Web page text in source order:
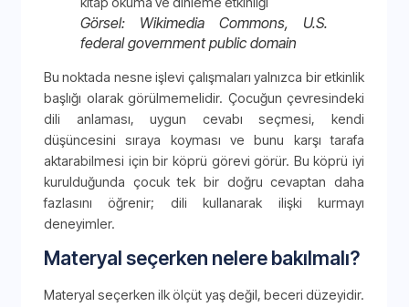
Görsel: Wikimedia Commons, U.S.
federal government public domain
Bu noktada nesne işlevi çalışmaları yalnızca bir etkinlik
başlığı olarak görülmemelidir. Çocuğun çevresindeki
dili anlaması, uygun cevabı seçmesi, kendi
düşüncesini sıraya koyması ve bunu karşı tarafa
aktarabilmesi için bir köprü görevi görür. Bu köprü iyi
kurulduğunda çocuk tek bir doğru cevaptan daha
fazlasını öğrenir; dili kullanarak ilişki kurmayı
deneyimler.
Materyal seçerken nelere bakılmalı?
Materyal seçerken ilk ölçüt yaş değil, beceri düzeyidir.